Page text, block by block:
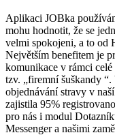
Aplikaci JOBka
mohu hodnotit, že se
velmi spokojeni, a to od
Největším benefitem je
komunikace v rámci
tzv. „firemní šuškandy
objednávání stravy v
zajistila 95%
pro nás i modul
Messenger a našimi